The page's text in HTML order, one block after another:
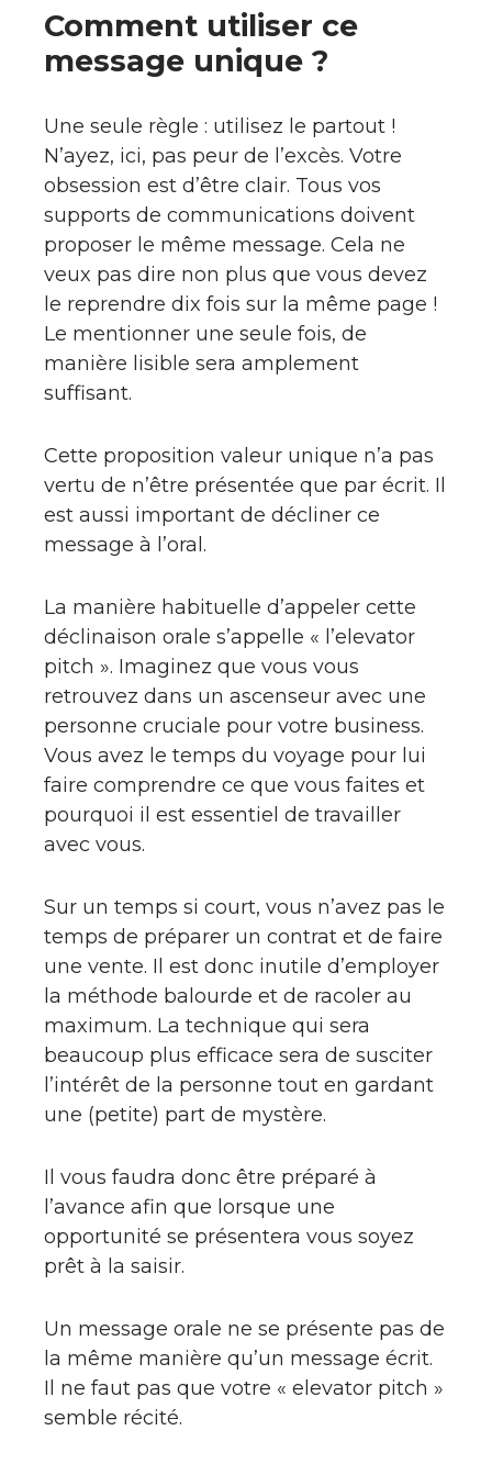
Comment utiliser ce
message unique ?
Une seule règle : utilisez le partout !
N’ayez, ici, pas peur de l’excès. Votre
obsession est d’être clair. Tous vos
supports de communications doivent
proposer le même message. Cela ne
veux pas dire non plus que vous devez
le reprendre dix fois sur la même page !
Le mentionner une seule fois, de
manière lisible sera amplement
suffisant.
Cette proposition valeur unique n’a pas
vertu de n’être présentée que par écrit. Il
est aussi important de décliner ce
message à l’oral.
La manière habituelle d’appeler cette
déclinaison orale s’appelle « l’elevator
pitch ». Imaginez que vous vous
retrouvez dans un ascenseur avec une
personne cruciale pour votre business.
Vous avez le temps du voyage pour lui
faire comprendre ce que vous faites et
pourquoi il est essentiel de travailler
avec vous.
Sur un temps si court, vous n’avez pas le
temps de préparer un contrat et de faire
une vente. Il est donc inutile d’employer
la méthode balourde et de racoler au
maximum. La technique qui sera
beaucoup plus efficace sera de susciter
l’intérêt de la personne tout en gardant
une (petite) part de mystère.
Il vous faudra donc être préparé à
l’avance afin que lorsque une
opportunité se présentera vous soyez
prêt à la saisir.
Un message orale ne se présente pas de
la même manière qu’un message écrit.
Il ne faut pas que votre « elevator pitch »
semble récité.